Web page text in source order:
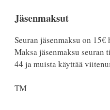
Jäsenmaksut
Seuran jäsenmaksu on
Maksa jäsenmaksu
44 ja muista käyttää
TM